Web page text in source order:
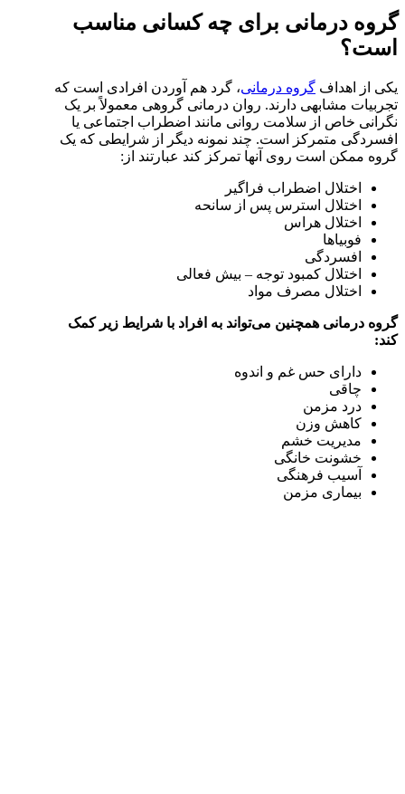
گروه درمانی برای چه کسانی مناسب
است؟
یکی از اهداف گروه درمانی، گرد هم آوردن افرادی است که
تجربیات مشابهی دارند. روان درمانی گروهی معمولاً بر یک
نگرانی خاص از سلامت روانی مانند اضطراب اجتماعی یا
افسردگی متمرکز است. چند نمونه دیگر از شرایطی که یک
گروه ممکن است روی آنها تمرکز کند عبارتند از:
اختلال اضطراب فراگیر
اختلال استرس پس از سانحه
اختلال هراس
فوبیاها
افسردگی
اختلال کمبود توجه – بیش فعالی
اختلال مصرف مواد
گروه درمانی همچنین می‌تواند به افراد با شرایط زیر کمک
کند:
دارای حس غم و اندوه
چاقی
درد مزمن
کاهش وزن
مدیریت خشم
خشونت خانگی
آسیب فرهنگی
بیماری مزمن